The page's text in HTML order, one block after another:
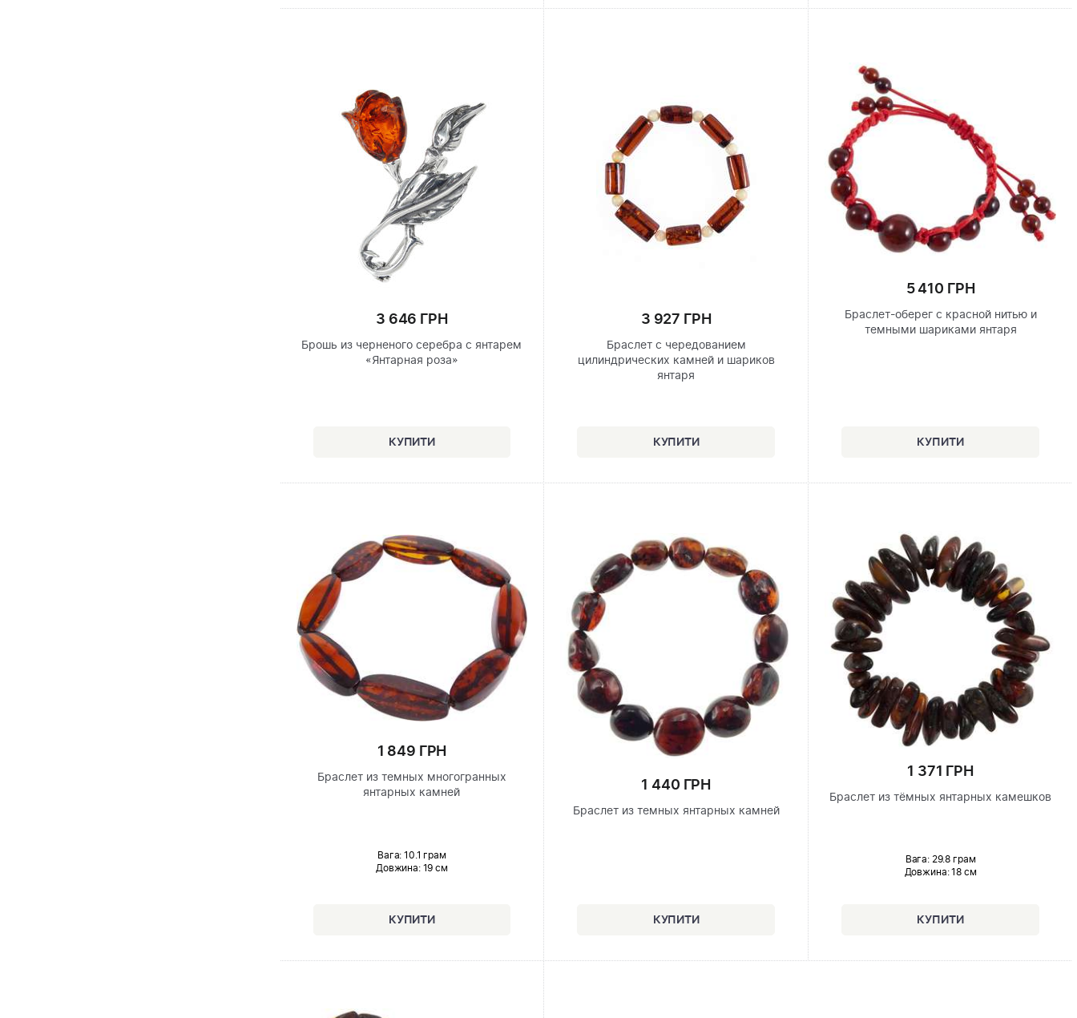
3 646 ГРН
Брошь из черненого серебра с янтарем
«Янтарная роза»
3 927 ГРН
Браслет с чередованием
цилиндрических камней и шариков
янтаря
5 410 ГРН
Браслет-оберег с красной нитью и
темными шариками янтаря
1 849 ГРН
Браслет из темных многогранных
янтарных камней
Вага: 10.1 грам
Довжина:19 см
1 440 ГРН
Браслет из темных янтарных камней
1 371 ГРН
Браслет из тёмных янтарных камешков
Вага: 29.8 грам
Довжина:18 см